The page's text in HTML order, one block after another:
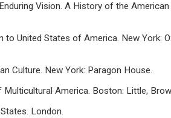
Vision. A History of the
to United States of America. New York:
Culture. New York: Paragon House.
America. Boston: Little,
London.